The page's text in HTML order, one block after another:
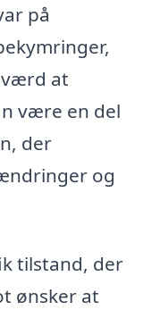
på
værd at
være en del
der
og
tilstand, der
ønsker at